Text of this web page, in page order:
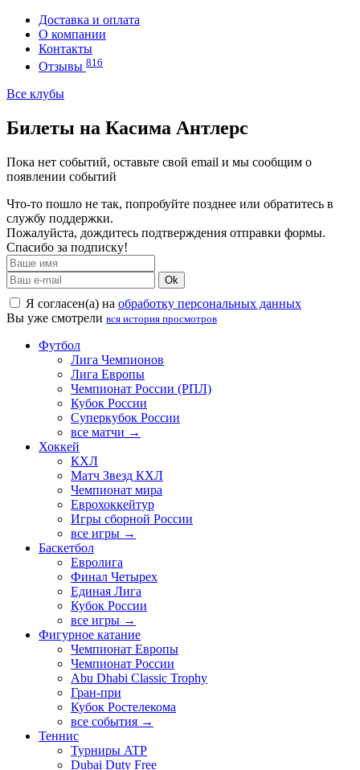
Доставка и оплата
О компании
Контакты
Отзывы 816
Все клубы
Билеты на Касима Антлерс
Пока нет событий, оставьте свой email и мы сообщим о
появлении событий
Что-то пошло не так, попробуйте позднее или обратитесь в
службу поддержки.
Пожалуйста, дождитесь подтверждения отправки формы.
Спасибо за подписку!
Ok
Я согласен(а) на обработку персональных данных
Вы уже смотрели вся история просмотров
Футбол
Лига Чемпионов
Лига Европы
Чемпионат России (РПЛ)
Кубок России
Суперкубок России
все матчи →
Хоккей
КХЛ
Матч Звезд КХЛ
Чемпионат мира
Еврохоккейтур
Игры сборной России
все игры →
Баскетбол
Евролига
Финал Четырех
Единая Лига
Кубок России
все игры →
Фигурное катание
Чемпионат Европы
Чемпионат России
Abu Dhabi Classic Trophy
Гран-при
Кубок Ростелекома
все события →
Теннис
Турниры ATP
Dubai Duty Free